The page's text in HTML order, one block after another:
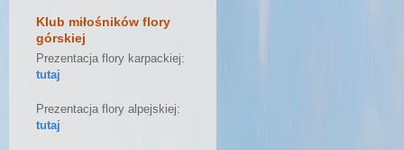
Klub miłośników flory
górskiej
Prezentacja flory karpackiej:
tutaj
Prezentacja flory alpejskiej:
tutaj